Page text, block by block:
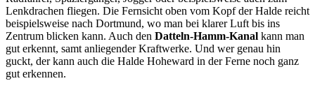
Lenkdrachen fliegen. Die Fernsicht oben vom Kopf der Halde reicht
beispielsweise nach Dortmund, wo man bei klarer Luft bis ins
Zentrum blicken kann. Auch den Datteln-Hamm-Kanal kann man
gut erkennt, samt anliegender Kraftwerke. Und wer genau hin
guckt, der kann auch die Halde Hoheward in der Ferne noch ganz
gut erkennen.